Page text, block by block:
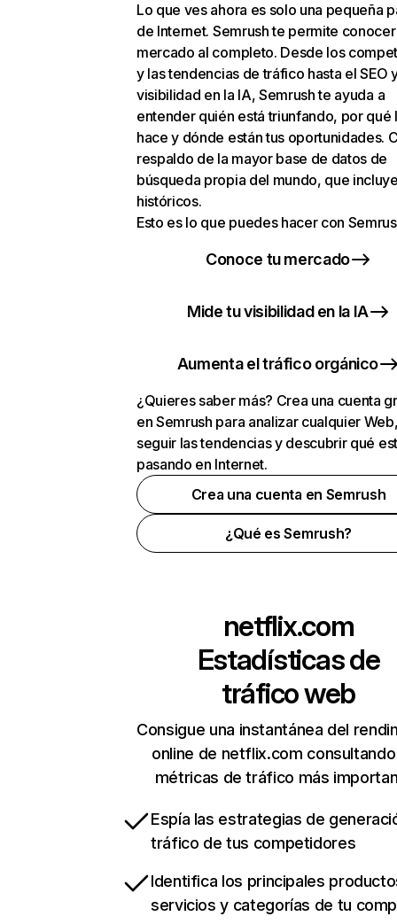
Lo que ves ahora es solo una pequeña
de Internet. Semrush te permite
mercado al completo. Desde los
y las tendencias de tráfico hasta el SEO
visibilidad en la IA, Semrush te ayuda a
entender quién está triunfando, por qué
hace y dónde están tus oportunidades.
respaldo de la mayor base de datos de
búsqueda propia del mundo, que
históricos.
Esto es lo que puedes hacer con
Conoce tu mercado
Mide tu visibilidad en la IA
Aumenta el tráfico orgánico
¿Quieres saber más? Crea una cuenta
en Semrush para analizar cualquier
seguir las tendencias y descubrir qué
pasando en Internet.
Crea una cuenta en Semrush
¿Qué es Semrush?
netflix.com
Estadísticas de
tráfico web
Consigue una instantánea del
online de netflix.com
métricas de tráfico más
Espía las estrategias de
tráfico de tus competidores
Identifica los principales
servicios y categorías de tu